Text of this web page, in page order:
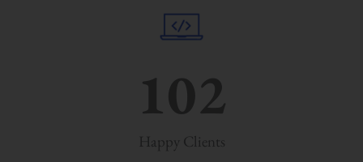
Happy Clients
102